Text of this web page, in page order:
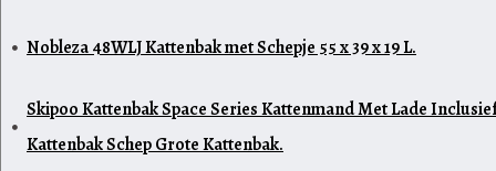
Nobleza 48WLJ Kattenbak met Schepje 55 x 39 x 19 L.
Skipoo Kattenbak Space Series Kattenmand Met Lade
Kattenbak Schep Grote Kattenbak.